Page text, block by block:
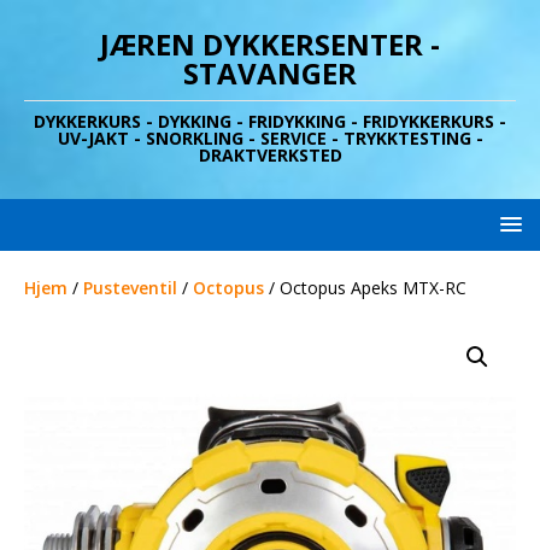
JÆREN DYKKERSENTER -
STAVANGER
DYKKERKURS - DYKKING - FRIDYKKING - FRIDYKKERKURS -
UV-JAKT - SNORKLING - SERVICE - TRYKKTESTING -
DRAKTVERKSTED
Hjem / Pusteventil / Octopus / Octopus Apeks MTX-RC